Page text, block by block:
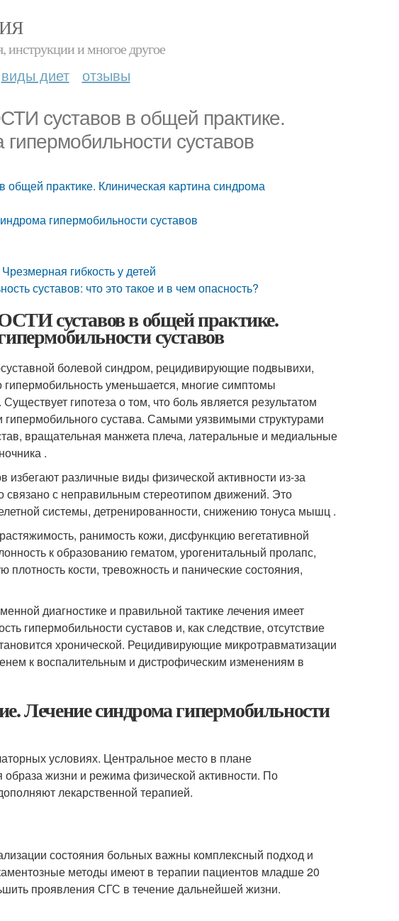
инструкции и многое другое
виды диет отзывы
в общей практике.
суставов
практике. Клиническая картина синдрома
гипермобильности суставов
гибкость у детей
суставов: что это такое и в чем опасность?
в общей практике.
суставов
болевой синдром, рецидивирующие подвывихи,
уменьшается, многие симптомы
гипотеза о том, что боль является результатом
гипермобильного сустава. Самыми уязвимыми структурами
вращательная манжета плеча, латеральные и медиальные
.
различные виды физической активности из-за
связано с неправильным стереотипом движений. Это
системы, детренированности, снижению тонуса мышц .
ранимость кожи, дисфункцию вегетативной
к образованию гематом, урогенитальный пролапс,
кости, тревожность и панические состояния,
диагностике и правильной тактике лечения имеет
гипермобильности суставов и, как следствие, отсутствие
хронической. Рецидивирующие микротравматизации
к воспалительным и дистрофическим изменениям в
Лечение синдрома гипермобильности
условиях. Центральное место в плане
жизни и режима физической активности. По
лекарственной терапией.
состояния больных важны комплексный подход и
методы имеют в терапии пациентов младше 20
проявления СГС в течение дальнейшей жизни.